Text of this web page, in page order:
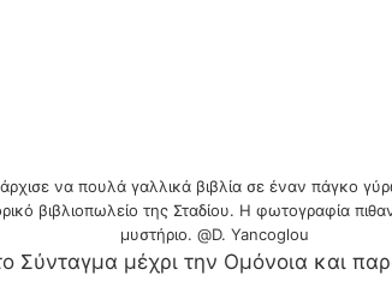
να πουλά γαλλικά βιβλία σε έναν πάγκο
βιβλιοπωλείο της Σταδίου. Η φωτογραφία
μυστήριο. @D. Yancoglou
μέχρι την Ομόνοια και